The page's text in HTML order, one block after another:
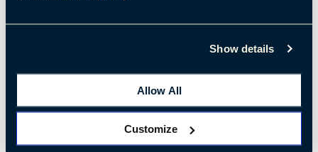
Show details
Allow All
Customize
Grenzen, die sich darum drehen, „wo“ und „wann“ Mitarbeiter in
Teams zusammenkommen, um Probleme zu lösen, kreativ zu
wichtig, da die Mitglieder vieler Teams im Moment zwischen Büro,
zu Hause und anderen Orten verteilt arbeiten.
Auch die Kultur und die Art der Zusammenarbeit im Team sollten
untersucht werden. Tauscht das Team Informationen während